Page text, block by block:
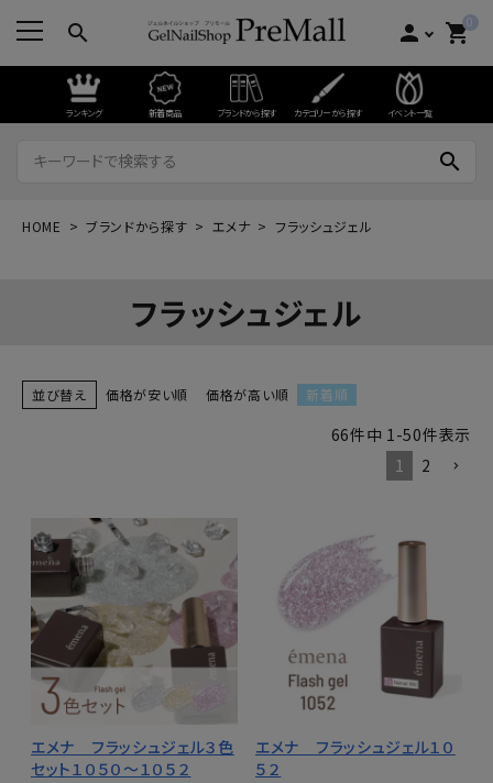
search person 0
shopping_cart
ランキング 新着商品 ブランドから探す カテゴリーから探す イベント一覧
search
HOME ブランドから探す エメナ フラッシュジェル
フラッシュジェル
並び替え 価格が安い順 価格が高い順 新着順
66件中 1-50件表示
1
2
エメナ フラッシュジェル３色
セット１０５０～１０５２
エメナ フラッシュジェル１０
５２